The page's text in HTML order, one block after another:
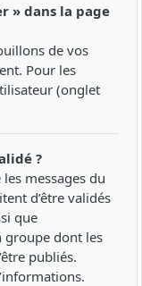
» dans la page
de vos
Pour les
(onglet
?
messages du
d’être validés
que
groupe dont les
publiés.